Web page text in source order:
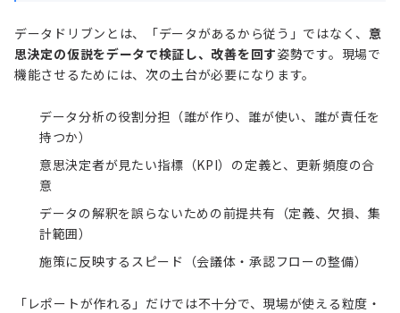
データドリブンとは、「データがあるから従う」ではなく、 意
思決定の仮説をデータで検証し、改善を回す姿勢です。現場で
機能させるためには、次の土台が必要になります。
データ分析の役割分担（誰が作り、誰が使い、誰が責任を
持つか）
意思決定者が見たい指標（KPI）の定義と、更新頻度の合
意
データの解釈を誤らないための前提共有（定義、欠損、集
計範囲）
施策に反映するスピード（会議体・承認フローの整備）
「レポートが作れる」だけでは不十分で、現場が使える粒度・